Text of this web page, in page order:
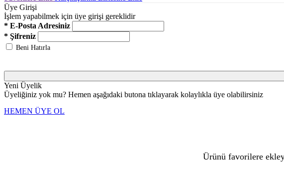
Üye Girişi
İşlem yapabilmek için üye girişi gereklidir
* E-Posta Adresiniz
* Şifreniz
Beni Hatırla
Yeni Üyelik
Üyeliğiniz yok mu? Hemen aşağıdaki butona tıklayarak kolaylıkla üye olabilirsiniz
HEMEN ÜYE OL
Ürünü favorilere